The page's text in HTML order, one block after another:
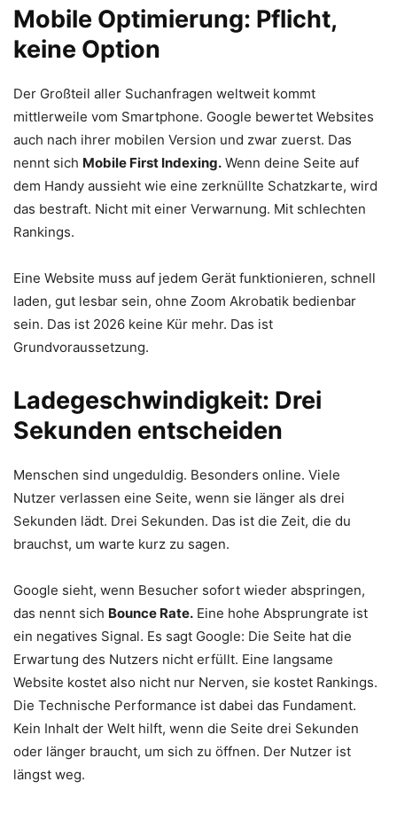
Mobile Optimierung: Pflicht,
keine Option
Der Großteil aller Suchanfragen weltweit kommt
mittlerweile vom Smartphone. Google bewertet Websites
auch nach ihrer mobilen Version und zwar zuerst. Das
nennt sich Mobile First Indexing. Wenn deine Seite auf
dem Handy aussieht wie eine zerknüllte Schatzkarte, wird
das bestraft. Nicht mit einer Verwarnung. Mit schlechten
Rankings.
Eine Website muss auf jedem Gerät funktionieren, schnell
laden, gut lesbar sein, ohne Zoom Akrobatik bedienbar
sein. Das ist 2026 keine Kür mehr. Das ist
Grundvoraussetzung.
Ladegeschwindigkeit: Drei
Sekunden entscheiden
Menschen sind ungeduldig. Besonders online. Viele
Nutzer verlassen eine Seite, wenn sie länger als drei
Sekunden lädt. Drei Sekunden. Das ist die Zeit, die du
brauchst, um warte kurz zu sagen.
Google sieht, wenn Besucher sofort wieder abspringen,
das nennt sich Bounce Rate. Eine hohe Absprungrate ist
ein negatives Signal. Es sagt Google: Die Seite hat die
Erwartung des Nutzers nicht erfüllt. Eine langsame
Website kostet also nicht nur Nerven, sie kostet Rankings.
Die Technische Performance ist dabei das Fundament.
Kein Inhalt der Welt hilft, wenn die Seite drei Sekunden
oder länger braucht, um sich zu öffnen. Der Nutzer ist
längst weg.